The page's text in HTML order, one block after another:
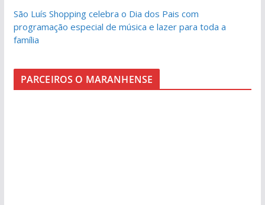
São Luís Shopping celebra o Dia dos Pais com
programação especial de música e lazer para toda a
família
PARCEIROS O MARANHENSE